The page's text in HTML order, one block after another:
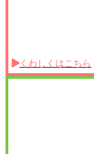
くわしくはこちら